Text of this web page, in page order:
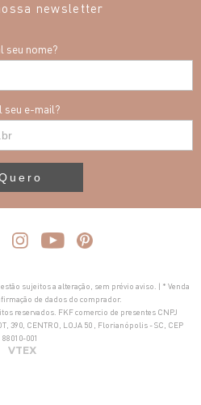
newsletter
seu nome?
seu e-mail?
sujeitos a alteração, sem prévio aviso. | * Venda
de dados do comprador.
reservados. FKF comercio de presentes CNPJ
390, CENTRO, LOJA 50 , Florianópolis - SC, CEP
88010-001
VTEX